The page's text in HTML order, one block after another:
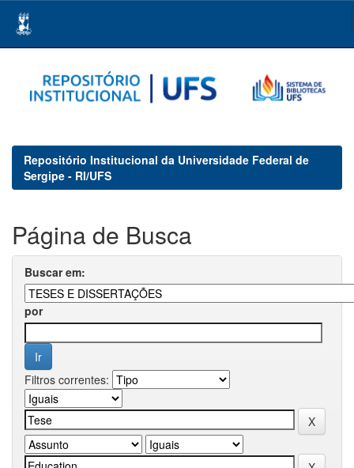
navigation
Repositório Institucional da Universidade Federal de
Sergipe - RI/UFS
Página de Busca
Buscar em:
por
Filtros correntes: